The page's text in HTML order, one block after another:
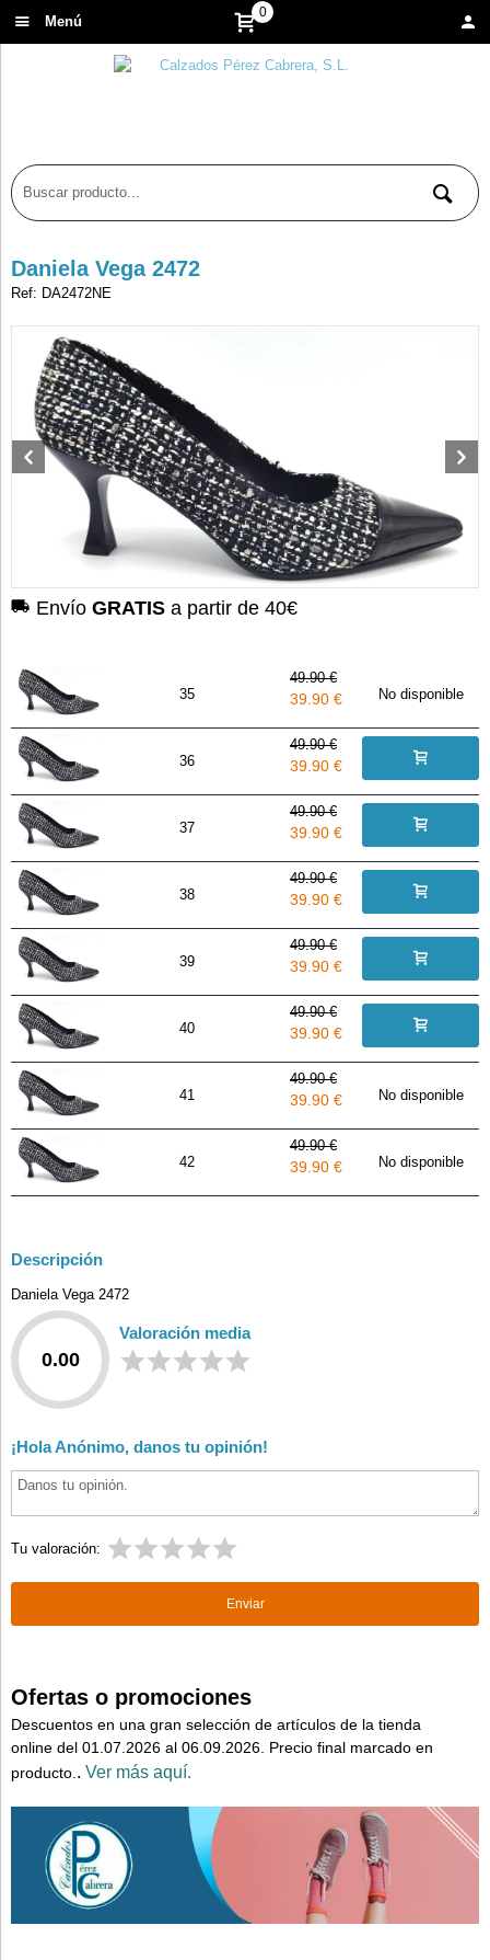
0
Daniela Vega 2472
Ref: DA2472NE
Envío GRATIS a partir de 40€
35
49.90 €
39.90 € No disponible
36
49.90 €
39.90 €
37
49.90 €
39.90 €
38
49.90 €
39.90 €
39
49.90 €
39.90 €
40
49.90 €
39.90 €
41
49.90 €
39.90 € No disponible
42
49.90 €
39.90 € No disponible
Descripción
Daniela Vega 2472
0.00
Valoración media
¡Hola Anónimo, danos tu opinión!
Tu valoración:
Ofertas o promociones
Descuentos en una gran selección de artículos de la tienda
online del 01.07.2026 al 06.09.2026. Precio final marcado en
producto. . Ver más aquí.
Menú